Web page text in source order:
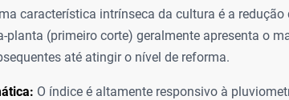
característica intrínseca da cultura é a redução
planta (primeiro corte) geralmente apresenta o
até atingir o nível de reforma.
O índice é altamente responsivo à